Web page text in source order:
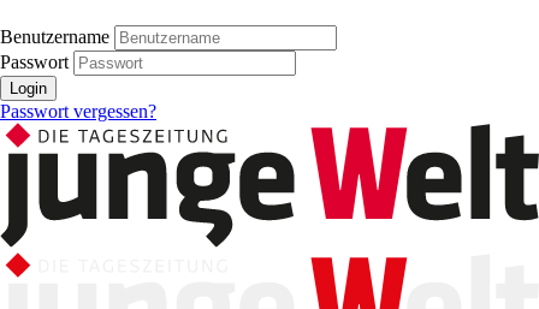
Benutzername
Passwort
Login
Passwort vergessen?